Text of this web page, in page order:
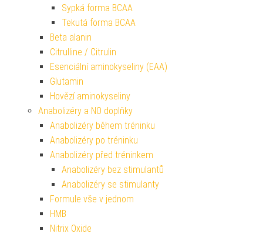
Sypká forma BCAA
Tekutá forma BCAA
Beta alanin
Citrulline / Citrulin
Esenciální aminokyseliny (EAA)
Glutamin
Hovězí aminokyseliny
Anabolizéry a NO doplňky
Anabolizéry během tréninku
Anabolizéry po tréninku
Anabolizéry před tréninkem
Anabolizéry bez stimulantů
Anabolizéry se stimulanty
Formule vše v jednom
HMB
Nitrix Oxide